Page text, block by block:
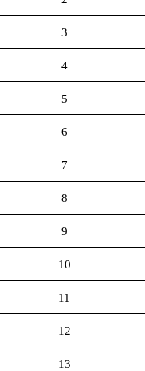
3
4
5
6
7
8
9
10
11
12
13